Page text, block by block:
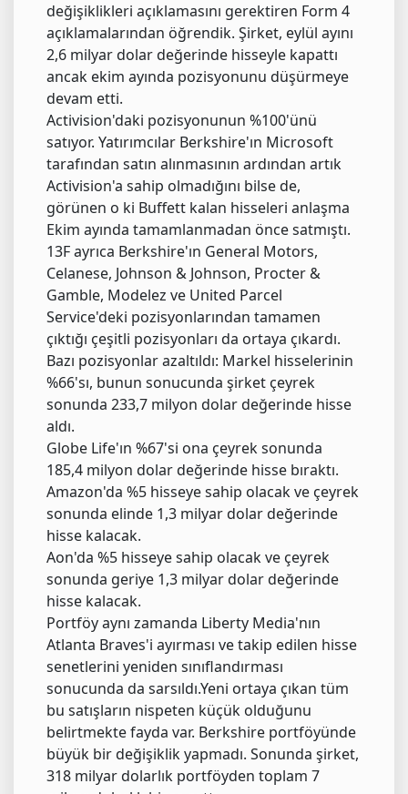
değişiklikleri açıklamasını gerektiren Form 4
açıklamalarından öğrendik. Şirket, eylül ayını
2,6 milyar dolar değerinde hisseyle kapattı
ancak ekim ayında pozisyonunu düşürmeye
devam etti.
Activision'daki pozisyonunun %100'ünü
satıyor. Yatırımcılar Berkshire'ın Microsoft
tarafından satın alınmasının ardından artık
Activision'a sahip olmadığını bilse de,
görünen o ki Buffett kalan hisseleri anlaşma
Ekim ayında tamamlanmadan önce satmıştı.
13F ayrıca Berkshire'ın General Motors,
Celanese, Johnson & Johnson, Procter &
Gamble, Modelez ve United Parcel
Service'deki pozisyonlarından tamamen
çıktığı çeşitli pozisyonları da ortaya çıkardı.
Bazı pozisyonlar azaltıldı: Markel hisselerinin
%66'sı, bunun sonucunda şirket çeyrek
sonunda 233,7 milyon dolar değerinde hisse
aldı.
Globe Life'ın %67'si ona çeyrek sonunda
185,4 milyon dolar değerinde hisse bıraktı.
Amazon'da %5 hisseye sahip olacak ve çeyrek
sonunda elinde 1,3 milyar dolar değerinde
hisse kalacak.
Aon'da %5 hisseye sahip olacak ve çeyrek
sonunda geriye 1,3 milyar dolar değerinde
hisse kalacak.
Portföy aynı zamanda Liberty Media'nın
Atlanta Braves'i ayırması ve takip edilen hisse
senetlerini yeniden sınıflandırması
sonucunda da sarsıldı.Yeni ortaya çıkan tüm
bu satışların nispeten küçük olduğunu
belirtmekte fayda var. Berkshire portföyünde
büyük bir değişiklik yapmadı. Sonunda şirket,
318 milyar dolarlık portföyden toplam 7